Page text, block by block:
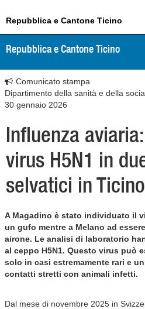
Repubblica e Cantone Ticino
Repubblica e Cantone Ticino
Comunicato stampa
Dipartimento della sanità e della
30 gennaio 2026
Influenza
virus H5N1 in
selvatici in Ticino
A Magadino è stato individuato il
un gufo mentre a Melano ad
airone. Le analisi di laboratorio
al ceppo H5N1. Questo virus può
solo in casi estremamente rari e
contatti stretti con animali infetti.
Dal mese di novembre 2025 in